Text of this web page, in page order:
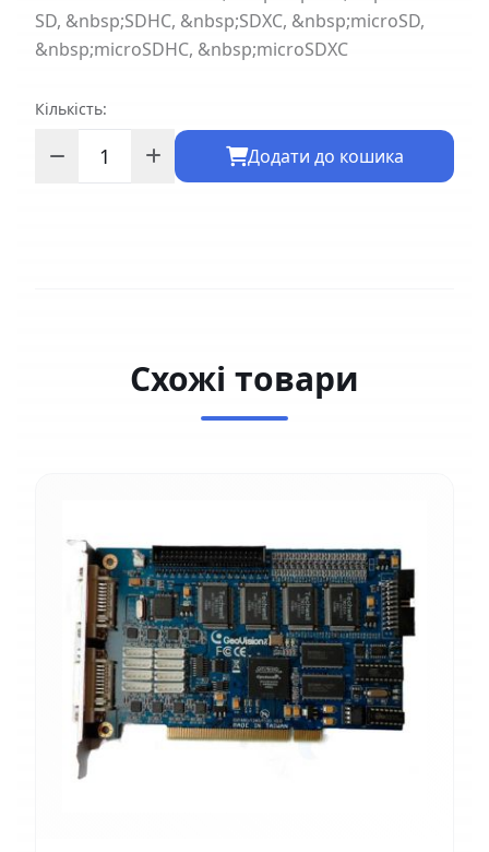
SD, &nbsp;SDHC, &nbsp;SDXC, &nbsp;microSD,
&nbsp;microSDHC, &nbsp;microSDXC
Кількість:
Додати до кошика
Схожі товари